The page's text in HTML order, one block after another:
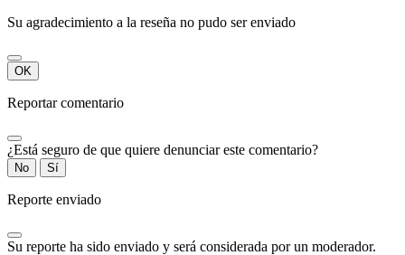
Su agradecimiento a la reseña no pudo ser enviado
OK
Reportar comentario
¿Está seguro de que quiere denunciar este comentario?
No Sí
Reporte enviado
Su reporte ha sido enviado y será considerada por un moderador.